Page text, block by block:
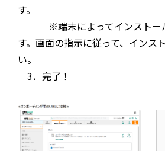
す。
※端末によってインストール
す。画面の指示に従って、インス
い。
3．完了！